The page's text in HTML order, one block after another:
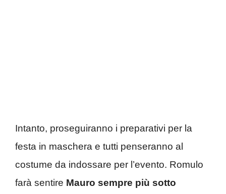
Intanto, proseguiranno i preparativi per la
festa in maschera e tutti penseranno al
costume da indossare per l’evento. Romulo
farà sentire Mauro sempre più sotto